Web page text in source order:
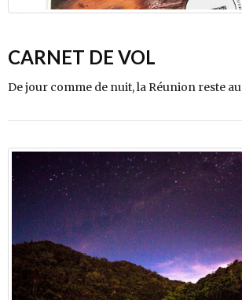
CARNET DE VOL
De jour comme de nuit, la Réunion reste